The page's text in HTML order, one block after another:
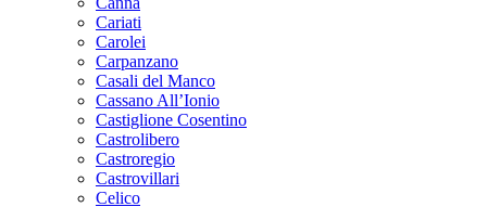
Cariati
Carolei
Carpanzano
Casali del Manco
Cassano All’Ionio
Castiglione Cosentino
Castrolibero
Castroregio
Castrovillari
Celico